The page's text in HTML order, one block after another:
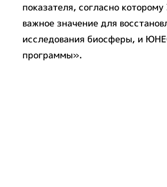
показателя, согласно
важное значение для
исследования биосферы, и
программы».